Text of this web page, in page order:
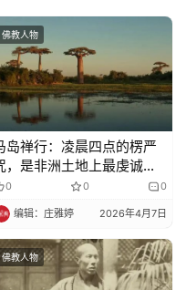
佛教人物
岛禅行：凌晨四点的楞严
，是非洲土地上最虔诚的
缘回响
0 0 0
编辑：庄雅婷 2026年4月7日
佛教人物